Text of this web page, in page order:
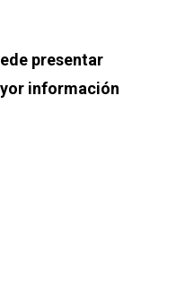
presentar
información